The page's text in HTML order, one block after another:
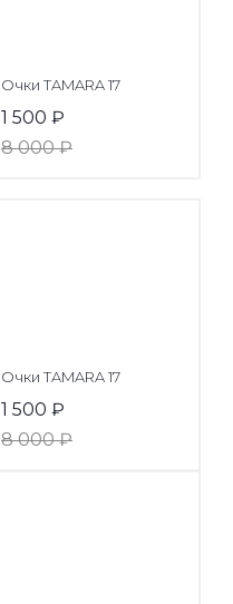
Очки TAMARA 17
1 500 ₽
8 000₽
Очки TAMARA 17
1 500 ₽
8 000₽